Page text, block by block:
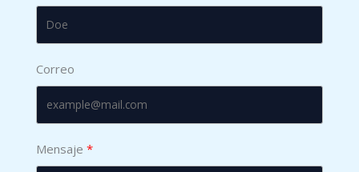
Correo
Mensaje